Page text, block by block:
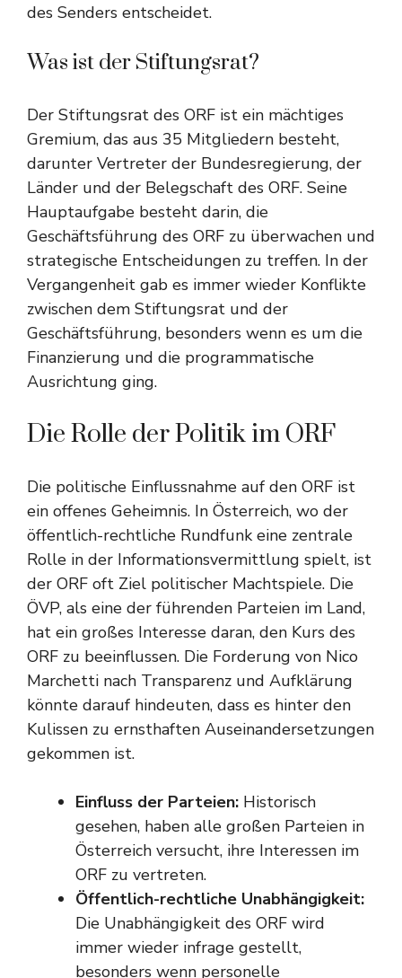
des Senders entscheidet.
Was ist der Stiftungsrat?
Der Stiftungsrat des ORF ist ein mächtiges
Gremium, das aus 35 Mitgliedern besteht,
darunter Vertreter der Bundesregierung, der
Länder und der Belegschaft des ORF. Seine
Hauptaufgabe besteht darin, die
Geschäftsführung des ORF zu überwachen und
strategische Entscheidungen zu treffen. In der
Vergangenheit gab es immer wieder Konflikte
zwischen dem Stiftungsrat und der
Geschäftsführung, besonders wenn es um die
Finanzierung und die programmatische
Ausrichtung ging.
Die Rolle der Politik im ORF
Die politische Einflussnahme auf den ORF ist
ein offenes Geheimnis. In Österreich, wo der
öffentlich-rechtliche Rundfunk eine zentrale
Rolle in der Informationsvermittlung spielt, ist
der ORF oft Ziel politischer Machtspiele. Die
ÖVP, als eine der führenden Parteien im Land,
hat ein großes Interesse daran, den Kurs des
ORF zu beeinflussen. Die Forderung von Nico
Marchetti nach Transparenz und Aufklärung
könnte darauf hindeuten, dass es hinter den
Kulissen zu ernsthaften Auseinandersetzungen
gekommen ist.
Einfluss der Parteien: Historisch
gesehen, haben alle großen Parteien in
Österreich versucht, ihre Interessen im
ORF zu vertreten.
Öffentlich-rechtliche Unabhängigkeit:
Die Unabhängigkeit des ORF wird
immer wieder infrage gestellt,
besonders wenn personelle